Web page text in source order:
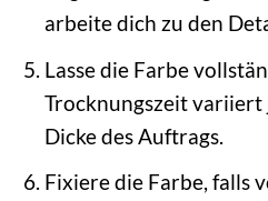
arbeite dich zu den
Lasse die Farbe
Trocknungszeit variiert
Dicke des Auftrags.
Fixiere die Farbe, falls